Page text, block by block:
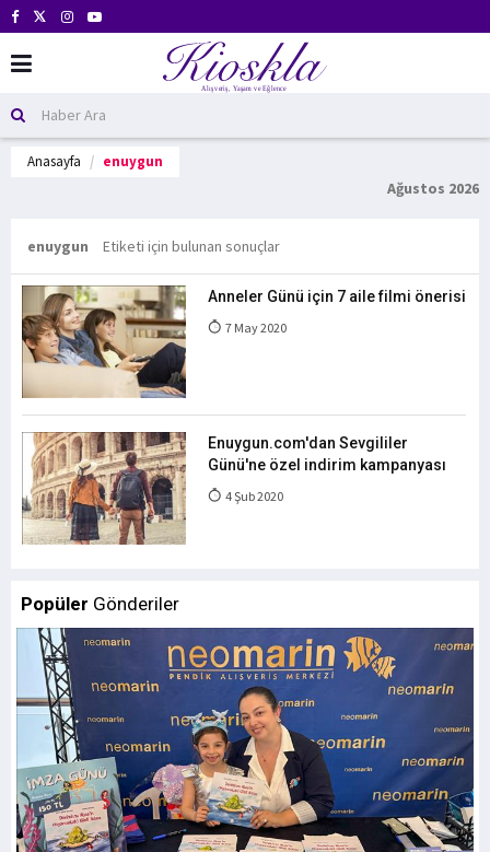
Anasayfa enuygun
Ağustos 2026
enuygun Etiketi için bulunan sonuçlar
Anneler Günü için 7 aile filmi önerisi
7 May 2020
Enuygun.com'dan Sevgililer
Günü'ne özel indirim kampanyası
4 Şub 2020
Popüler Gönderiler